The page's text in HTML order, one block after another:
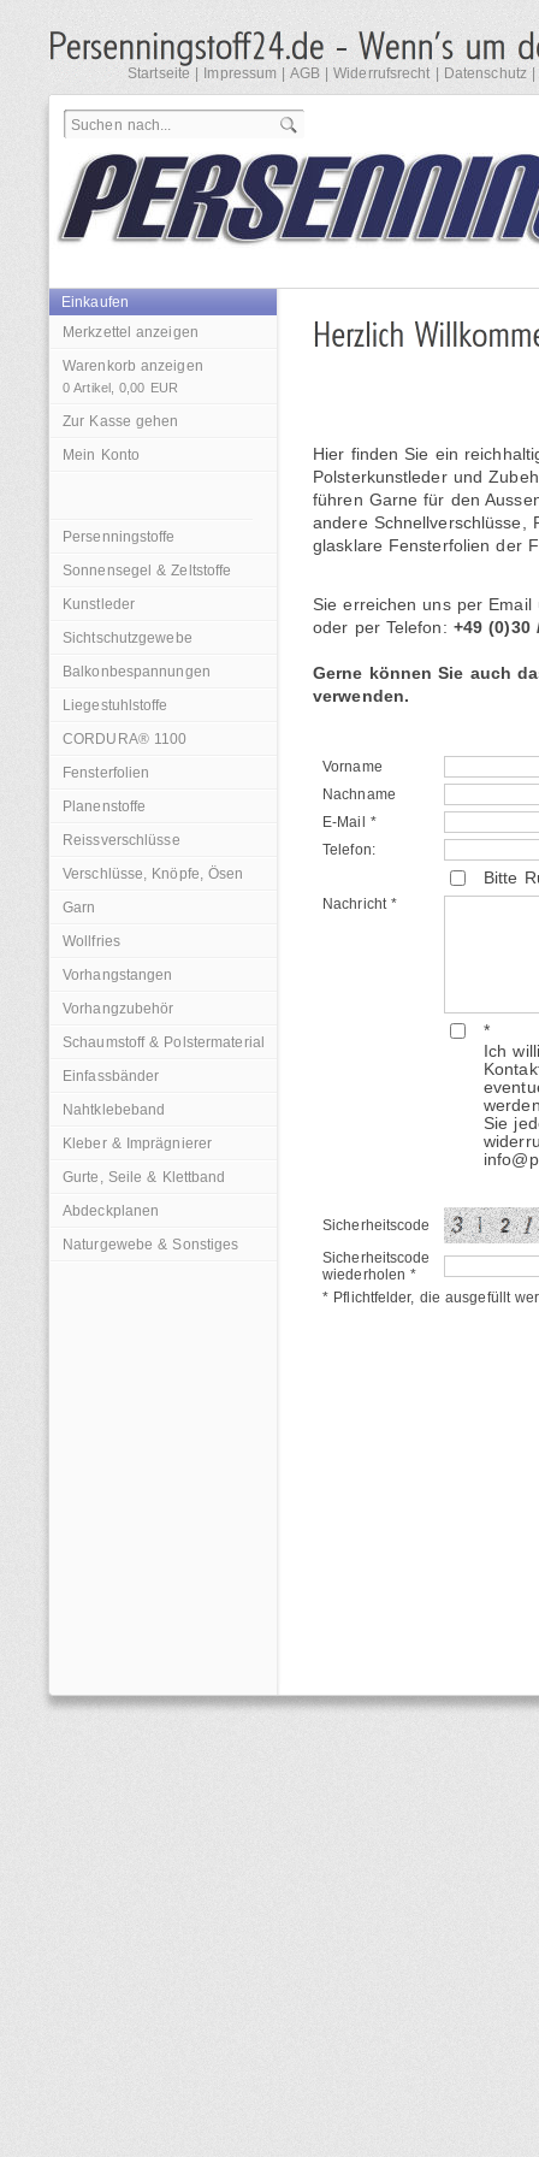
Startseite| Impressum AGB|Widerrufsrecht| Datenschutz
Einkaufen
Merkzettel anzeigen
Warenkorb anzeigen
0 Artikel,0,00 EUR
Zur Kasse gehen
Mein Konto
Persenningstoffe
Sonnensegel & Zeltstoffe
Kunstleder
Sichtschutzgewebe
Balkonbespannungen
Liegestuhlstoffe
CORDURA® 1100
Fensterfolien
Planenstoffe
Reissverschlüsse
Verschlüsse, Knöpfe, Ösen
Garn
Wollfries
Vorhangstangen
Vorhangzubehör
Schaumstoff & Polstermaterial
Einfassbänder
Nahtklebeband
Kleber & Imprägnierer
Gurte, Seile & Klettband
Abdeckplanen
Naturgewebe & Sonstiges
Hier finden Sie ein
Polsterkunstleder und
führen Garne für den
andere Schnellverschlüsse,
glasklare Fensterfolien der
Sie erreichen uns per Email
oder per Telefon: +49 (0)30
Gerne können Sie auch
verwenden.
Vorname
Nachname
E-Mail *
Telefon:
Bitte
Nachricht *
*
Ich
Sie
Sicherheitscode
Sicherheitscode
wiederholen *
* Pflichtfelder, die ausgefüllt